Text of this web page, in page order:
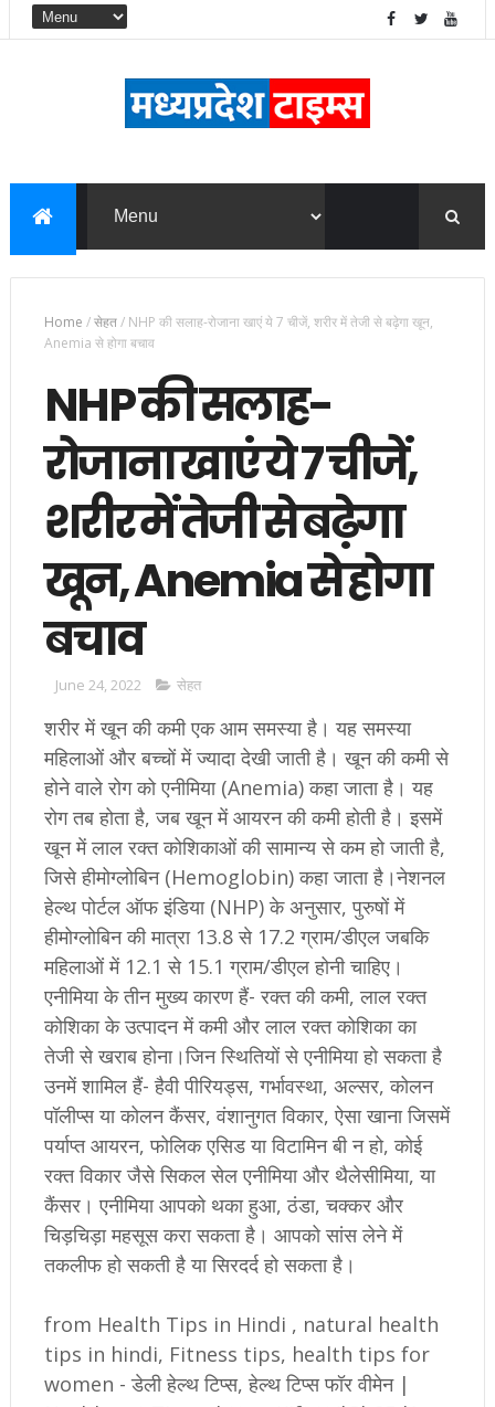
Home /सेहत/ NHP की सलाह-रोजाना खाएं ये 7 चीजें, शरीर में तेजी से बढ़ेगा खून,
Anemia से होगा बचाव
NHP की सलाह-
रोजाना खाएं ये 7 चीजें,
शरीर में तेजी से बढ़ेगा
खून, Anemia से होगा
बचाव
June 24, 2022 सेहत
शरीर में खून की कमी एक आम समस्या है। यह समस्या
महिलाओं और बच्चों में ज्यादा देखी जाती है। खून की कमी से
होने वाले रोग को एनीमिया (Anemia) कहा जाता है। यह
रोग तब होता है, जब खून में आयरन की कमी होती है। इसमें
खून में लाल रक्त कोशिकाओं की सामान्य से कम हो जाती है,
जिसे हीमोग्लोबिन (Hemoglobin) कहा जाता है।नेशनल
हेल्थ पोर्टल ऑफ इंडिया (NHP) के अनुसार, पुरुषों में
हीमोग्लोबिन की मात्रा 13.8 से 17.2 ग्राम/डीएल जबकि
महिलाओं में 12.1 से 15.1 ग्राम/डीएल होनी चाहिए।
एनीमिया के तीन मुख्य कारण हैं- रक्त की कमी, लाल रक्त
कोशिका के उत्पादन में कमी और लाल रक्त कोशिका का
तेजी से खराब होना।जिन स्थितियों से एनीमिया हो सकता है
उनमें शामिल हैं- हैवी पीरियड्स, गर्भावस्था, अल्सर, कोलन
पॉलीप्स या कोलन कैंसर, वंशानुगत विकार, ऐसा खाना जिसमें
पर्याप्त आयरन, फोलिक एसिड या विटामिन बी न हो, कोई
रक्त विकार जैसे सिकल सेल एनीमिया और थैलेसीमिया, या
कैंसर। एनीमिया आपको थका हुआ, ठंडा, चक्कर और
चिड़चिड़ा महसूस करा सकता है। आपको सांस लेने में
तकलीफ हो सकती है या सिरदर्द हो सकता है।
from Health Tips in Hindi , natural health
tips in hindi, Fitness tips, health tips for
women - डेली हेल्थ टिप्स, हेल्थ टिप्स फॉर वीमेन |